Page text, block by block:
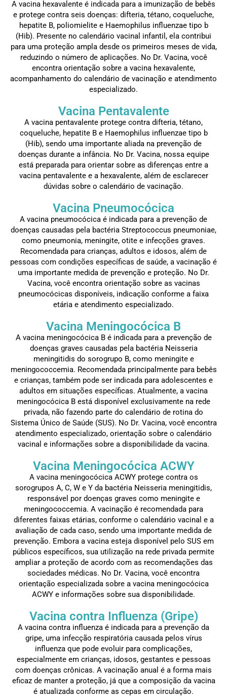
A vacina hexavalente é indicada para a imunização de bebês
e protege contra seis doenças: difteria, tétano, coqueluche,
hepatite B, poliomielite e Haemophilus influenzae tipo b
(Hib). Presente no calendário vacinal infantil, ela contribui
para uma proteção ampla desde os primeiros meses de vida,
reduzindo o número de aplicações. No Dr. Vacina, você
encontra orientação sobre a vacina hexavalente,
acompanhamento do calendário de vacinação e atendimento
especializado.
Vacina Pentavalente
A vacina pentavalente protege contra difteria, tétano,
coqueluche, hepatite B e Haemophilus influenzae tipo b
(Hib), sendo uma importante aliada na prevenção de
doenças durante a infância. No Dr. Vacina, nossa equipe
está preparada para orientar sobre as diferenças entre a
vacina pentavalente e a hexavalente, além de esclarecer
dúvidas sobre o calendário de vacinação.
Vacina Pneumocócica
A vacina pneumocócica é indicada para a prevenção de
doenças causadas pela bactéria Streptococcus pneumoniae,
como pneumonia, meningite, otite e infecções graves.
Recomendada para crianças, adultos e idosos, além de
pessoas com condições específicas de saúde, a vacinação é
uma importante medida de prevenção e proteção. No Dr.
Vacina, você encontra orientação sobre as vacinas
pneumocócicas disponíveis, indicação conforme a faixa
etária e atendimento especializado.
Vacina Meningocócica B
A vacina meningocócica B é indicada para a prevenção de
doenças graves causadas pela bactéria Neisseria
meningitidis do sorogrupo B, como meningite e
meningococcemia. Recomendada principalmente para bebês
e crianças, também pode ser indicada para adolescentes e
adultos em situações específicas. Atualmente, a vacina
meningocócica B está disponível exclusivamente na rede
privada, não fazendo parte do calendário de rotina do
Sistema Único de Saúde (SUS). No Dr. Vacina, você encontra
atendimento especializado, orientação sobre o calendário
vacinal e informações sobre a disponibilidade da vacina.
Vacina Meningocócica ACWY
A vacina meningocócica ACWY protege contra os
sorogrupos A, C, W e Y da bactéria Neisseria meningitidis,
responsável por doenças graves como meningite e
meningococcemia. A vacinação é recomendada para
diferentes faixas etárias, conforme o calendário vacinal e a
avaliação de cada caso, sendo uma importante medida de
prevenção. Embora a vacina esteja disponível pelo SUS em
públicos específicos, sua utilização na rede privada permite
ampliar a proteção de acordo com as recomendações das
sociedades médicas. No Dr. Vacina, você encontra
orientação especializada sobre a vacina meningocócica
ACWY e informações sobre sua disponibilidade.
Vacina contra Influenza (Gripe)
A vacina contra influenza é indicada para a prevenção da
gripe, uma infecção respiratória causada pelos vírus
influenza que pode evoluir para complicações,
especialmente em crianças, idosos, gestantes e pessoas
com doenças crônicas. A vacinação anual é a forma mais
eficaz de manter a proteção, já que a composição da vacina
é atualizada conforme as cepas em circulação.